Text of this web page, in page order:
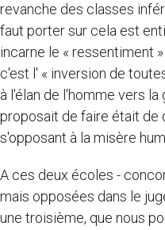
revanche des classes
faut porter sur cela est
incarne le « ressentiment
c'est l' « inversion de
à l'élan de l'homme vers
proposait de faire était de
s'opposant à la misère
A ces deux écoles -
mais opposées dans le
une troisième, que nous